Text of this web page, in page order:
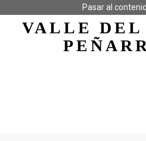
Pasar al
VALLE